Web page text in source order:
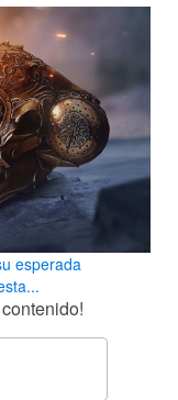
esperada